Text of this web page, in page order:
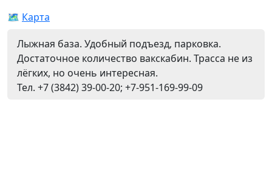
🗺️ Карта
Лыжная база. Удобный подъезд, парковка.
Достаточное количество вакскабин. Трасса не из
лёгких, но очень интересная.
Тел. +7 (3842) 39-00-20; +7-951-169-99-09